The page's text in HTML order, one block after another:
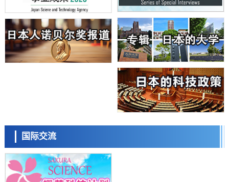
大阪大学开发基于水氢键网络的温度预测新方法，AI从分子排列信息中
高精度解读
经济・社会
【AI法上篇】如何对“将人生交给AI”保持危机感——中央大学平野晋教
授专访
科学研究
庆应义塾大学阐明脑内“游击手”小胶质细胞包裹保护受损神经细胞的机
制，有望用于开发阿尔茨海默病等疾病疗法
日本东北大学与横滨橡胶全球首次从纳米尺度揭示橡胶—黄铜粘接界面
劣化抑制机制，为提升轮胎安全性与耐久性的材料设计开辟道路
成为新型功能性材料
科学研究
群马大学开发针对难治性癫痫的新型基因疗法，利用超小型GAD67启动
科学研究
九州大学揭示夜间眼压升高机制：两种激素波动叠加所致
国际交流
日本科学未来馆 科学交
流员